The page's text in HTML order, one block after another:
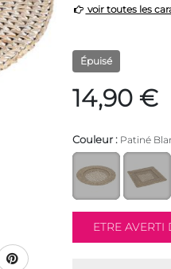
voir toutes les
Épuisé
14,90 €
Couleur : Patiné